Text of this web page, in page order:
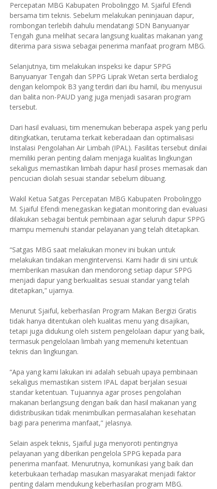
Percepatan MBG Kabupaten Probolinggo M. Sjaiful Efendi
bersama tim teknis. Sebelum melakukan peninjauan dapur,
rombongan terlebih dahulu mendatangi SDN Banyuanyar
Tengah guna melihat secara langsung kualitas makanan yang
diterima para siswa sebagai penerima manfaat program MBG.
Selanjutnya, tim melakukan inspeksi ke dapur SPPG
Banyuanyar Tengah dan SPPG Liprak Wetan serta berdialog
dengan kelompok B3 yang terdiri dari ibu hamil, ibu menyusui
dan balita non-PAUD yang juga menjadi sasaran program
tersebut.
Dari hasil evaluasi, tim menemukan beberapa aspek yang perlu
ditingkatkan, terutama terkait keberadaan dan optimalisasi
Instalasi Pengolahan Air Limbah (IPAL). Fasilitas tersebut dinilai
memiliki peran penting dalam menjaga kualitas lingkungan
sekaligus memastikan limbah dapur hasil proses memasak dan
pencucian diolah sesuai standar sebelum dibuang.
Wakil Ketua Satgas Percepatan MBG Kabupaten Probolinggo
M. Sjaiful Efendi menegaskan kegiatan monitoring dan evaluasi
dilakukan sebagai bentuk pembinaan agar seluruh dapur SPPG
mampu memenuhi standar pelayanan yang telah ditetapkan.
“Satgas MBG saat melakukan monev ini bukan untuk
melakukan tindakan mengintervensi. Kami hadir di sini untuk
memberikan masukan dan mendorong setiap dapur SPPG
menjadi dapur yang berkualitas sesuai standar yang telah
ditetapkan,” ujarnya.
Menurut Sjaiful, keberhasilan Program Makan Bergizi Gratis
tidak hanya ditentukan oleh kualitas menu yang disajikan,
tetapi juga didukung oleh sistem pengelolaan dapur yang baik,
termasuk pengelolaan limbah yang memenuhi ketentuan
teknis dan lingkungan.
“Apa yang kami lakukan ini adalah sebuah upaya pembinaan
sekaligus memastikan sistem IPAL dapat berjalan sesuai
standar ketentuan. Tujuannya agar proses pengolahan
makanan berlangsung dengan baik dan hasil makanan yang
didistribusikan tidak menimbulkan permasalahan kesehatan
bagi para penerima manfaat,” jelasnya.
Selain aspek teknis, Sjaiful juga menyoroti pentingnya
pelayanan yang diberikan pengelola SPPG kepada para
penerima manfaat. Menurutnya, komunikasi yang baik dan
keterbukaan terhadap masukan masyarakat menjadi faktor
penting dalam mendukung keberhasilan program MBG.